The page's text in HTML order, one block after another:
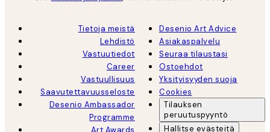
Tietoja meistä
Lehdistö
Vastuutiedot
Career
Vastuullisuus
Saavutettavuusseloste
Desenio Ambassador
Programme
Art Awards
Desenio Art Advice
Asiakaspalvelu
Seuraa tilaustasi
Ostoehdot
Yksityisyyden suoja
Cookies
Tilauksen
peruutuspyyntö
Hallitse evästeitä